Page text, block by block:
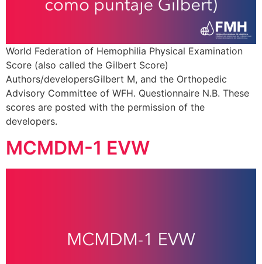
World Federation of Hemophilia Physical Examination
Score (also called the Gilbert Score)
Authors/developersGilbert M, and the Orthopedic
Advisory Committee of WFH. Questionnaire N.B. These
scores are posted with the permission of the
developers.
MCMDM-1 EVW